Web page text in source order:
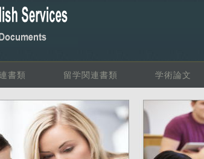
書類 留学関連書類 学術論文